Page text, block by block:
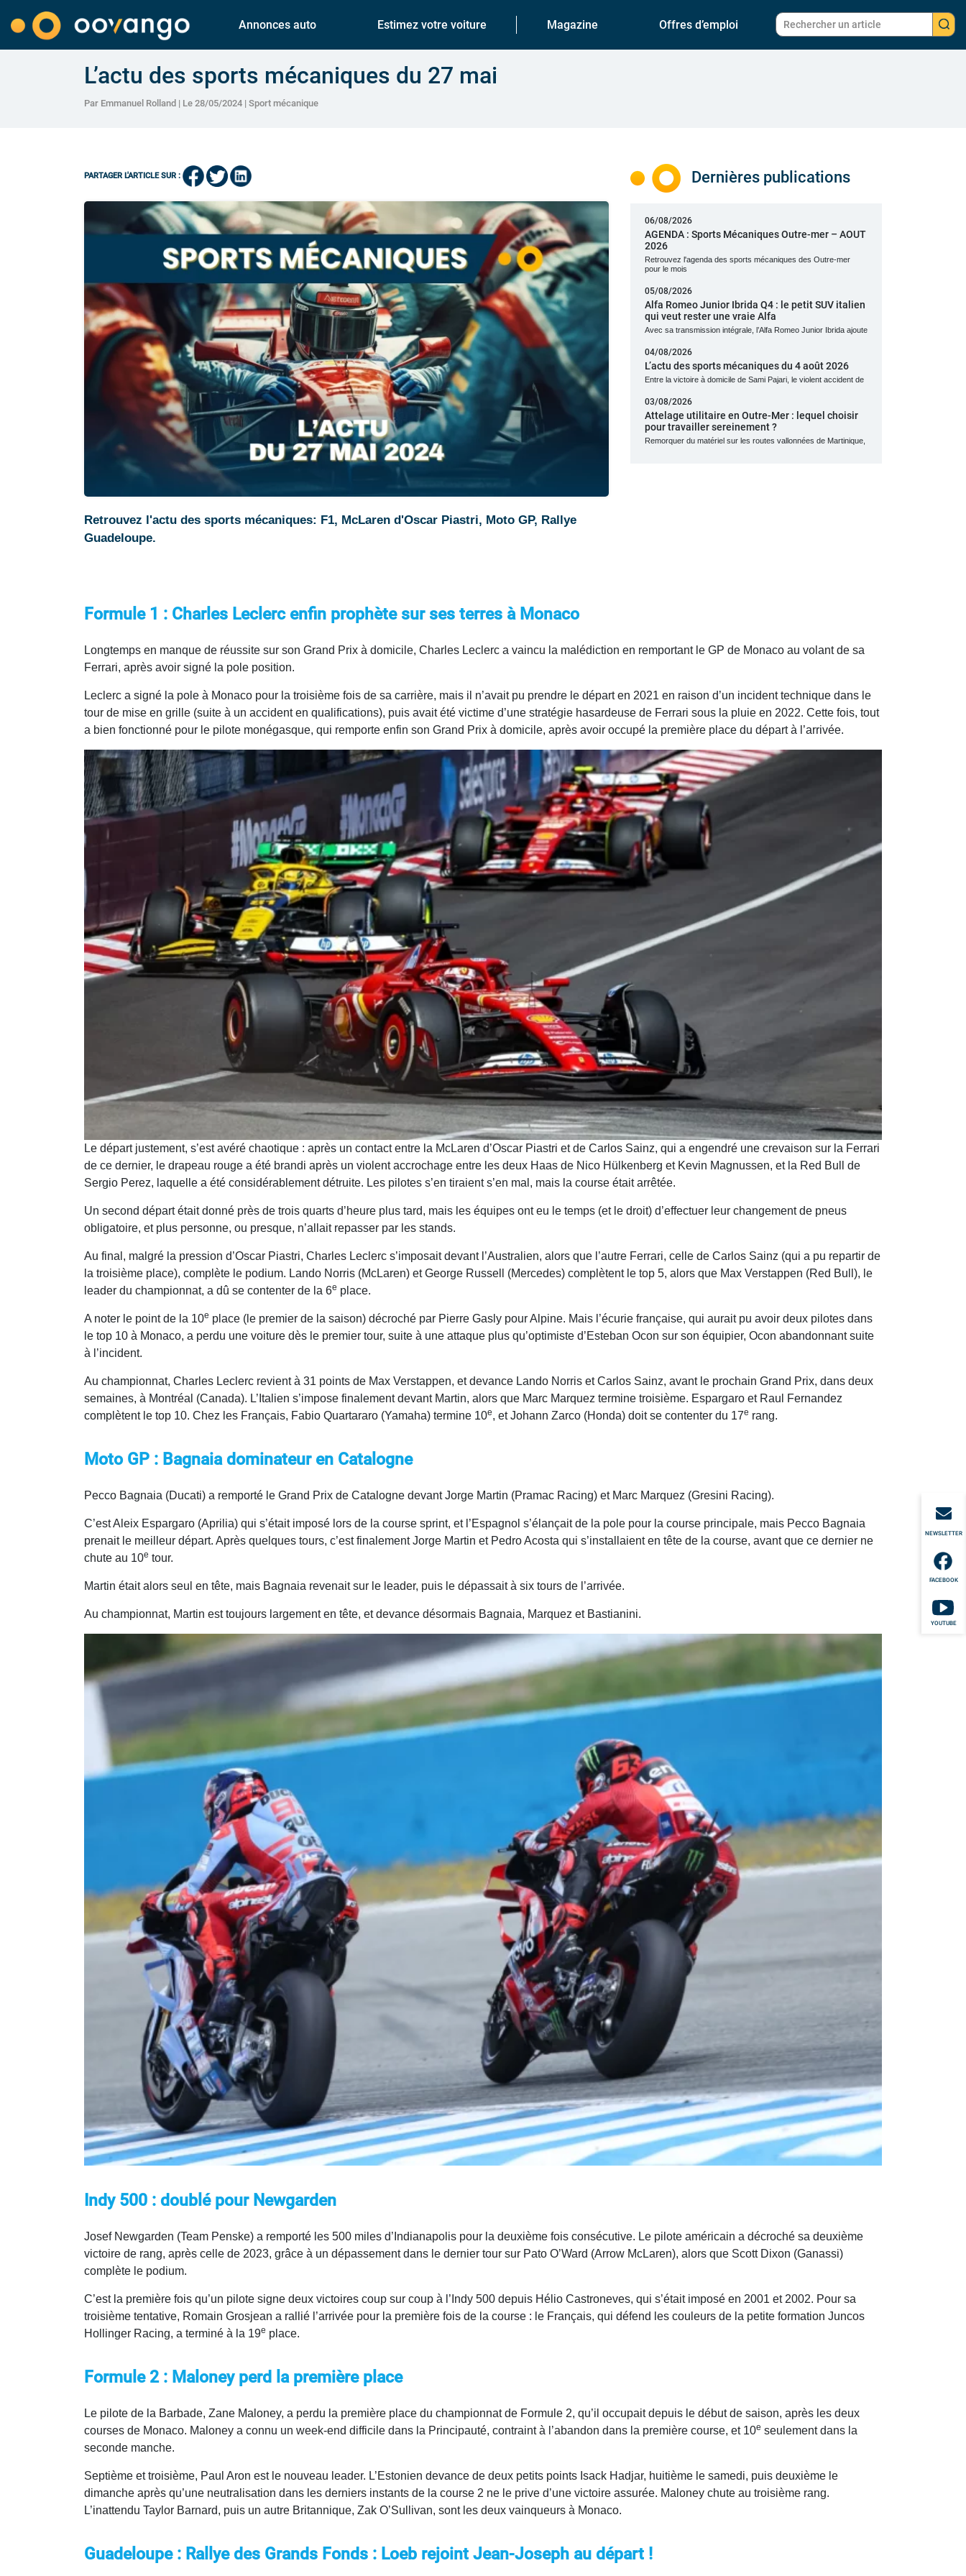
Annonces auto Estimez votre voiture Magazine Offres d’emploi
NEWSLETTER
FACEBOOK
YOUTUBE
L’actu des sports mécaniques du 27 mai
Par Emmanuel Rolland | Le 28/05/2024 | Sport mécanique
PARTAGER L'ARTICLE SUR :
Retrouvez l'actu des sports mécaniques: F1, McLaren d'Oscar Piastri, Moto GP, Rallye
Guadeloupe.
Dernières publications
06/08/2026
AGENDA : Sports Mécaniques Outre-mer – AOUT
2026
Retrouvez l'agenda des sports mécaniques des Outre-mer
pour le mois
05/08/2026
Alfa Romeo Junior Ibrida Q4 : le petit SUV italien
qui veut rester une vraie Alfa
Avec sa transmission intégrale, l’Alfa Romeo Junior Ibrida ajoute
04/08/2026
L’actu des sports mécaniques du 4 août 2026
Entre la victoire à domicile de Sami Pajari, le violent accident de
03/08/2026
Attelage utilitaire en Outre-Mer : lequel choisir
pour travailler sereinement ?
Remorquer du matériel sur les routes vallonnées de Martinique,
Formule 1 : Charles Leclerc enfin prophète sur ses terres à Monaco
Longtemps en manque de réussite sur son Grand Prix à domicile, Charles Leclerc a vaincu la malédiction en remportant le GP de Monaco au volant de sa
Ferrari, après avoir signé la pole position.
Leclerc a signé la pole à Monaco pour la troisième fois de sa carrière, mais il n’avait pu prendre le départ en 2021 en raison d’un incident technique dans le
tour de mise en grille (suite à un accident en qualifications), puis avait été victime d’une stratégie hasardeuse de Ferrari sous la pluie en 2022. Cette fois, tout
a bien fonctionné pour le pilote monégasque, qui remporte enfin son Grand Prix à domicile, après avoir occupé la première place du départ à l’arrivée.
Le départ justement, s’est avéré chaotique : après un contact entre la McLaren d’Oscar Piastri et de Carlos Sainz, qui a engendré une crevaison sur la Ferrari
de ce dernier, le drapeau rouge a été brandi après un violent accrochage entre les deux Haas de Nico Hülkenberg et Kevin Magnussen, et la Red Bull de
Sergio Perez, laquelle a été considérablement détruite. Les pilotes s’en tiraient s’en mal, mais la course était arrêtée.
Un second départ était donné près de trois quarts d’heure plus tard, mais les équipes ont eu le temps (et le droit) d’effectuer leur changement de pneus
obligatoire, et plus personne, ou presque, n’allait repasser par les stands.
Au final, malgré la pression d’Oscar Piastri, Charles Leclerc s’imposait devant l’Australien, alors que l’autre Ferrari, celle de Carlos Sainz (qui a pu repartir de
la troisième place), complète le podium. Lando Norris (McLaren) et George Russell (Mercedes) complètent le top 5, alors que Max Verstappen (Red Bull), le
leader du championnat, a dû se contenter de la 6e place.
A noter le point de la 10e place (le premier de la saison) décroché par Pierre Gasly pour Alpine. Mais l’écurie française, qui aurait pu avoir deux pilotes dans
le top 10 à Monaco, a perdu une voiture dès le premier tour, suite à une attaque plus qu’optimiste d’Esteban Ocon sur son équipier, Ocon abandonnant suite
à l’incident.
Au championnat, Charles Leclerc revient à 31 points de Max Verstappen, et devance Lando Norris et Carlos Sainz, avant le prochain Grand Prix, dans deux
semaines, à Montréal (Canada). L’Italien s’impose finalement devant Martin, alors que Marc Marquez termine troisième. Espargaro et Raul Fernandez
complètent le top 10. Chez les Français, Fabio Quartararo (Yamaha) termine 10e, et Johann Zarco (Honda) doit se contenter du 17e rang.
Moto GP : Bagnaia dominateur en Catalogne
Pecco Bagnaia (Ducati) a remporté le Grand Prix de Catalogne devant Jorge Martin (Pramac Racing) et Marc Marquez (Gresini Racing).
C’est Aleix Espargaro (Aprilia) qui s’était imposé lors de la course sprint, et l’Espagnol s’élançait de la pole pour la course principale, mais Pecco Bagnaia
prenait le meilleur départ. Après quelques tours, c’est finalement Jorge Martin et Pedro Acosta qui s’installaient en tête de la course, avant que ce dernier ne
chute au 10e tour.
Martin était alors seul en tête, mais Bagnaia revenait sur le leader, puis le dépassait à six tours de l’arrivée.
Au championnat, Martin est toujours largement en tête, et devance désormais Bagnaia, Marquez et Bastianini.
Indy 500 : doublé pour Newgarden
Josef Newgarden (Team Penske) a remporté les 500 miles d’Indianapolis pour la deuxième fois consécutive. Le pilote américain a décroché sa deuxième
victoire de rang, après celle de 2023, grâce à un dépassement dans le dernier tour sur Pato O’Ward (Arrow McLaren), alors que Scott Dixon (Ganassi)
complète le podium.
C’est la première fois qu’un pilote signe deux victoires coup sur coup à l’Indy 500 depuis Hélio Castroneves, qui s’était imposé en 2001 et 2002. Pour sa
troisième tentative, Romain Grosjean a rallié l’arrivée pour la première fois de la course : le Français, qui défend les couleurs de la petite formation Juncos
Hollinger Racing, a terminé à la 19e place.
Formule 2 : Maloney perd la première place
Le pilote de la Barbade, Zane Maloney, a perdu la première place du championnat de Formule 2, qu’il occupait depuis le début de saison, après les deux
courses de Monaco. Maloney a connu un week-end difficile dans la Principauté, contraint à l’abandon dans la première course, et 10e seulement dans la
seconde manche.
Septième et troisième, Paul Aron est le nouveau leader. L’Estonien devance de deux petits points Isack Hadjar, huitième le samedi, puis deuxième le
dimanche après qu’une neutralisation dans les derniers instants de la course 2 ne le prive d’une victoire assurée. Maloney chute au troisième rang.
L’inattendu Taylor Barnard, puis un autre Britannique, Zak O’Sullivan, sont les deux vainqueurs à Monaco.
Guadeloupe : Rallye des Grands Fonds : Loeb rejoint Jean-Joseph au départ !